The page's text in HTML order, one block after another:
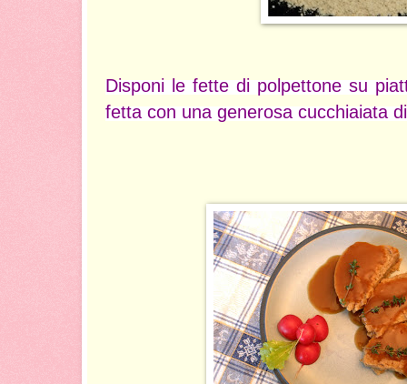
Disponi le fette di polpettone su
fetta con una generosa cucchiaiata di